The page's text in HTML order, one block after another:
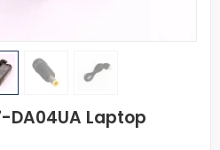
DA04UA Laptop